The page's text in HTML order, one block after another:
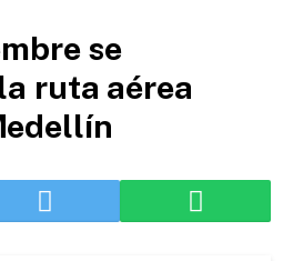
se
ruta aérea